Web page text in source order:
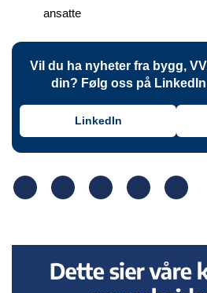
ansatte
Vil du ha nyheter fra bygg,
din? Følg oss på
LinkedIn